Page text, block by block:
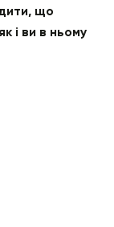
що
і ви в ньому